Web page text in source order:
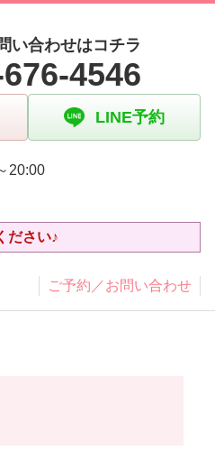
い合わせはコチラ
4546
LINE予約
20:00
ださい♪
ご予約／お問い合わせ